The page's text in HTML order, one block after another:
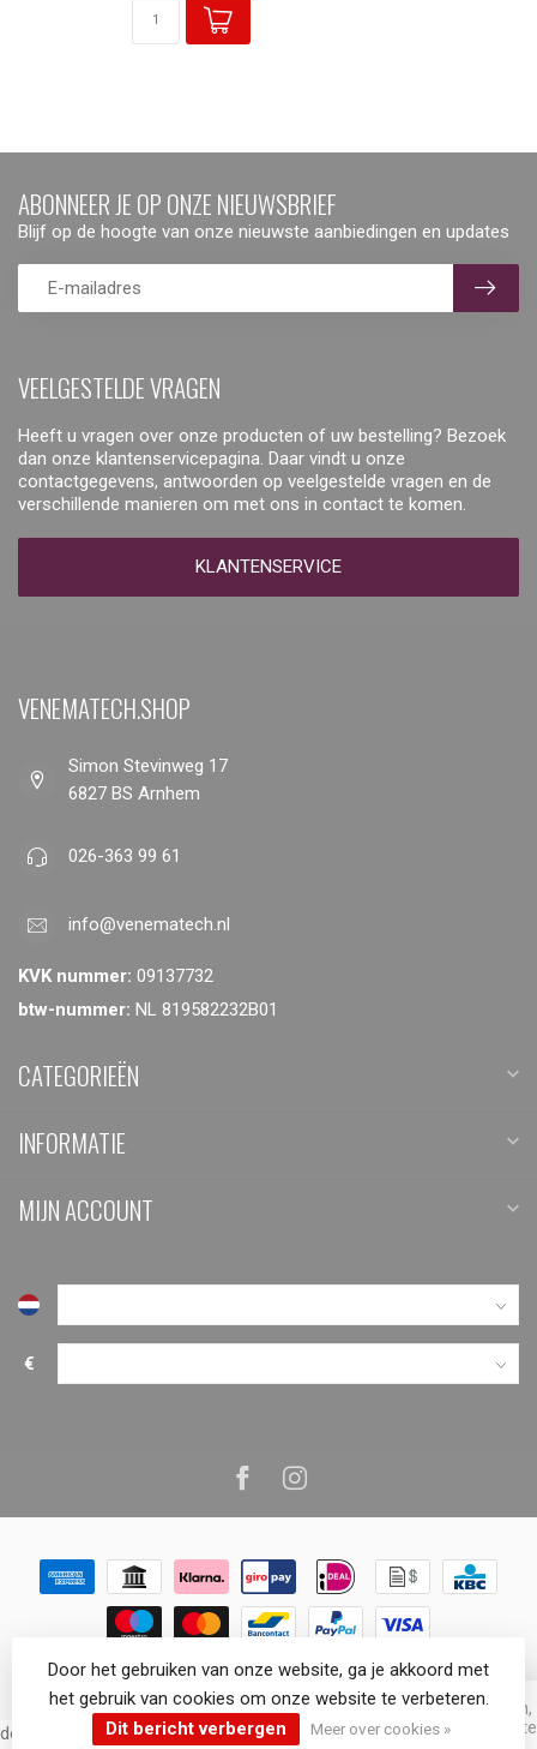
VEELGESTELDE VRAGEN
Heeft u vragen over onze producten of uw bestelling? Bezoek
dan onze klantenservicepagina. Daar vindt u onze
contactgegevens, antwoorden op veelgestelde vragen en de
verschillende manieren om met ons in contact te komen.
KLANTENSERVICE
ABONNEER JE OP ONZE NIEUWSBRIEF
Blijf op de hoogte van onze nieuwste aanbiedingen en updates
VENEMATECH.SHOP
Simon Stevinweg 17
6827 BS Arnhem
026-363 99 61
info@venematech.nl
KVK nummer: 09137732
btw-nummer: NL 819582232B01
CATEGORIEËN
INFORMATIE
MIJN ACCOUNT
€
© Copyright 2026 VenemaTech.shop
document.addEventListener('doofinder.cart.add', function(event) {
Door het gebruiken van onze website, ga je akkoord met
het gebruik van cookies om onze website te verbeteren.
Dit bericht verbergen
Meer over cookies »